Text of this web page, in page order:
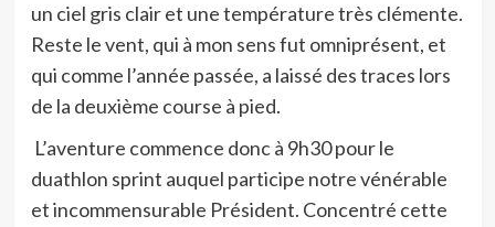
un ciel gris clair et une température très clémente.
Reste le vent, qui à mon sens fut omniprésent, et
qui comme l’année passée, a laissé des traces lors
de la deuxième course à pied.
L’aventure commence donc à 9h30 pour le
duathlon sprint auquel participe notre vénérable
et incommensurable Président. Concentré cette